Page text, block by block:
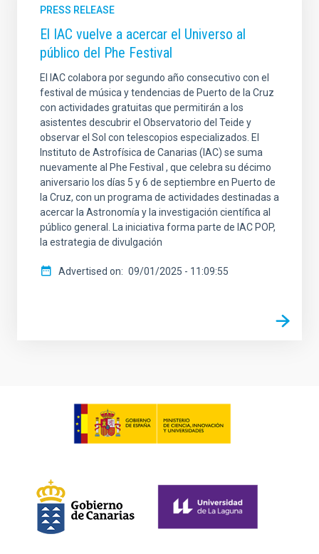
PRESS RELEASE
El IAC vuelve a acercar el Universo al
público del Phe Festival
El IAC colabora por segundo año consecutivo con el
festival de música y tendencias de Puerto de la Cruz
con actividades gratuitas que permitirán a los
asistentes descubrir el Observatorio del Teide y
observar el Sol con telescopios especializados. El
Instituto de Astrofísica de Canarias (IAC) se suma
nuevamente al Phe Festival , que celebra su décimo
aniversario los días 5 y 6 de septiembre en Puerto de
la Cruz, con un programa de actividades destinadas a
acercar la Astronomía y la investigación científica al
público general. La iniciativa forma parte de IAC POP,
la estrategia de divulgación
Advertised on 09/01/2025 - 11:09:55